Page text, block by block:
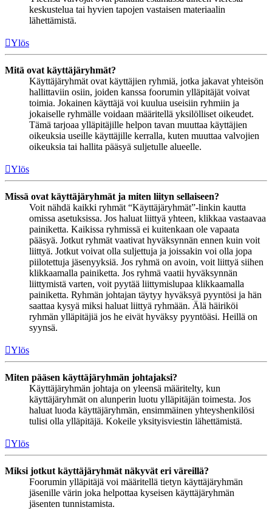
keskustelua tai hyvien tapojen vastaisen materiaalin
lähettämistä.
Ylös
Mitä ovat käyttäjäryhmät?
Käyttäjäryhmät ovat käyttäjien ryhmiä, jotka jakavat yhteisön
hallittaviin osiin, joiden kanssa foorumin ylläpitäjät voivat
toimia. Jokainen käyttäjä voi kuulua useisiin ryhmiin ja
jokaiselle ryhmälle voidaan määritellä yksilölliset oikeudet.
Tämä tarjoaa ylläpitäjille helpon tavan muuttaa käyttäjien
oikeuksia useille käyttäjille kerralla, kuten muuttaa valvojien
oikeuksia tai hallita pääsyä suljetulle alueelle.
Ylös
Missä ovat käyttäjäryhmät ja miten liityn sellaiseen?
Voit nähdä kaikki ryhmät “Käyttäjäryhmät”-linkin kautta
omissa asetuksissa. Jos haluat liittyä yhteen, klikkaa vastaavaa
painiketta. Kaikissa ryhmissä ei kuitenkaan ole vapaata
pääsyä. Jotkut ryhmät vaativat hyväksynnän ennen kuin voit
liittyä. Jotkut voivat olla suljettuja ja joissakin voi olla jopa
piilotettuja jäsenyyksiä. Jos ryhmä on avoin, voit liittyä siihen
klikkaamalla painiketta. Jos ryhmä vaatii hyväksynnän
liittymistä varten, voit pyytää liittymislupaa klikkaamalla
painiketta. Ryhmän johtajan täytyy hyväksyä pyyntösi ja hän
saattaa kysyä miksi haluat liittyä ryhmään. Älä häiriköi
ryhmän ylläpitäjiä jos he eivät hyväksy pyyntöäsi. Heillä on
syynsä.
Ylös
Miten pääsen käyttäjäryhmän johtajaksi?
Käyttäjäryhmän johtaja on yleensä määritelty, kun
käyttäjäryhmät on alunperin luotu ylläpitäjän toimesta. Jos
haluat luoda käyttäjäryhmän, ensimmäinen yhteyshenkilösi
tulisi olla ylläpitäjä. Kokeile yksityisviestin lähettämistä.
Ylös
Miksi jotkut käyttäjäryhmät näkyvät eri väreillä?
Foorumin ylläpitäjä voi määritellä tietyn käyttäjäryhmän
jäsenille värin joka helpottaa kyseisen käyttäjäryhmän
jäsenten tunnistamista.